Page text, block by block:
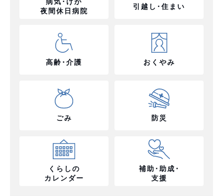
病気･けが
夜間休日病院
引越し･住まい
高齢･介護 おくやみ
ごみ 防災
くらしの
カレンダー
補助･助成･
支援